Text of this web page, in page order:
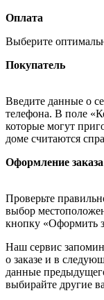
Оплата
Выберите
Покупатель
Введите данные о
телефона. В поле
которые могут
доме считаются
Оформление заказа
Проверьте
выбор
кнопку «Оформить
Наш сервис
о заказе и в
данные
выбирайте другие